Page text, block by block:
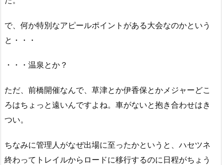
で、何か特別なアピールポイントがある大会なのかという
と・・・
・・・温泉とか？
ただ、前橋開催なんで、草津とか伊香保とかメジャーどこ
ろはちょっと遠いんですよね。車がないと抱き合わせはき
つい。
ちなみに管理人がなぜ出場に至ったかというと、ハセツネ
終わってトレイルからロードに移行するのに日程がちょう